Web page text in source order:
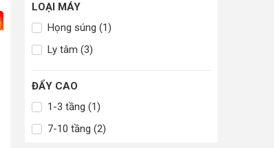
LOẠI MÁY
Họng súng (1)
Ly tâm (3)
ĐẨY CAO
1-3 tầng (1)
7-10 tầng (2)